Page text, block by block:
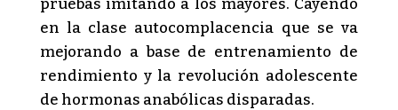
pruebas imitando a los mayores. Cayendo
en la clase autocomplacencia que se va
mejorando a base de entrenamiento de
rendimiento y la revolución adolescente
de hormonas anabólicas disparadas.